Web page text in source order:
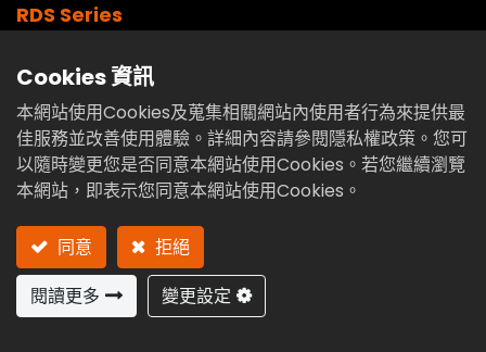
RDS Series
RDS-200PR RDS-200HR
RDS-250HR
RDS-250HL
RDS-300HR
加入詢價車
Cookies 資訊
本網站使用Cookies及蒐集相關網站內使用者行為來提供最
佳服務並改善使用體驗。詳細內容請參閱隱私權政策。您可
以隨時變更您是否同意本網站使用Cookies。若您繼續瀏覽
本網站，即表示您同意本網站使用Cookies。
同意
拒絕
閱讀更多
變更設定